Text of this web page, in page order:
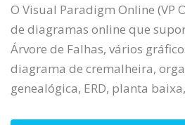
O Visual Paradigm Online (VP
de diagramas online que
Árvore de Falhas, vários
diagrama de cremalheira,
genealógica, ERD, planta